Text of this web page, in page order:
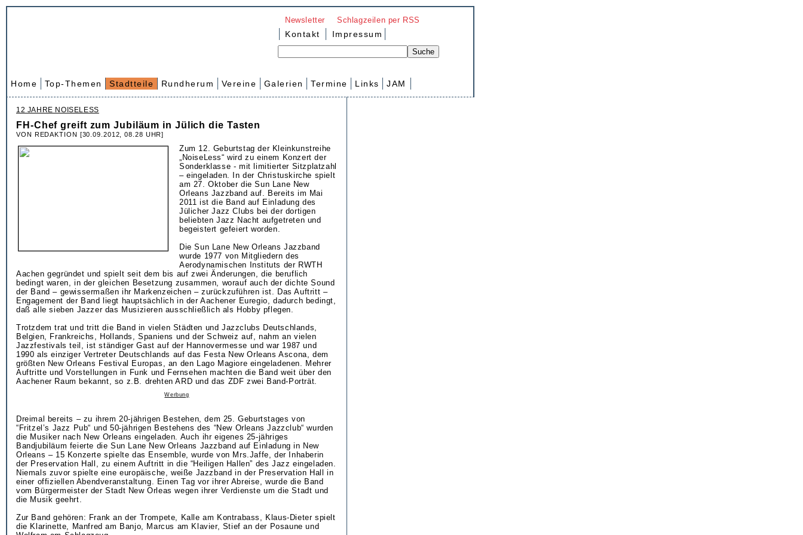
Newsletter Schlagzeilen per RSS
Kontakt Impressum
Home Top-Themen Stadtteile Rundherum Vereine Galerien Termine Links JAM
12 JAHRE NOISELESS
FH-Chef greift zum Jubiläum in Jülich die Tasten
VON REDAKTION [30.09.2012, 08.28 UHR]
Zum 12. Geburtstag der Kleinkunstreihe
„NoiseLess“ wird zu einem Konzert der
Sonderklasse - mit limitierter Sitzplatzahl
– eingeladen. In der Christuskirche spielt
am 27. Oktober die Sun Lane New
Orleans Jazzband auf. Bereits im Mai
2011 ist die Band auf Einladung des
Jülicher Jazz Clubs bei der dortigen
beliebten Jazz Nacht aufgetreten und
begeistert gefeiert worden.
Die Sun Lane New Orleans Jazzband
wurde 1977 von Mitgliedern des
Aerodynamischen Instituts der RWTH
Aachen gegründet und spielt seit dem bis auf zwei Änderungen, die beruflich
bedingt waren, in der gleichen Besetzung zusammen, worauf auch der dichte Sound
der Band – gewissermaßen ihr Markenzeichen – zurückzuführen ist. Das Auftritt –
Engagement der Band liegt hauptsächlich in der Aachener Euregio, dadurch bedingt,
daß alle sieben Jazzer das Musizieren ausschließlich als Hobby pflegen.
Trotzdem trat und tritt die Band in vielen Städten und Jazzclubs Deutschlands,
Belgien, Frankreichs, Hollands, Spaniens und der Schweiz auf, nahm an vielen
Jazzfestivals teil, ist ständiger Gast auf der Hannovermesse und war 1987 und
1990 als einziger Vertreter Deutschlands auf das Festa New Orleans Ascona, dem
größten New Orleans Festival Europas, an den Lago Magiore eingeladenen. Mehrer
Auftritte und Vorstellungen in Funk und Fernsehen machten die Band weit über den
Aachener Raum bekannt, so z.B. drehten ARD und das ZDF zwei Band-Porträt.
Werbung
Dreimal bereits – zu ihrem 20-jährigen Bestehen, dem 25. Geburtstages von
“Fritzel’s Jazz Pub“ und 50-jährigen Bestehens des “New Orleans Jazzclub“ wurden
die Musiker nach New Orleans eingeladen. Auch ihr eigenes 25-jähriges
Bandjubiläum feierte die Sun Lane New Orleans Jazzband auf Einladung in New
Orleans – 15 Konzerte spielte das Ensemble, wurde von Mrs.Jaffe, der Inhaberin
der Preservation Hall, zu einem Auftritt in die “Heiligen Hallen” des Jazz eingeladen.
Niemals zuvor spielte eine europäische, weiße Jazzband in der Preservation Hall in
einer offiziellen Abendveranstaltung. Einen Tag vor ihrer Abreise, wurde die Band
vom Bürgermeister der Stadt New Orleas wegen ihrer Verdienste um die Stadt und
die Musik geehrt.
Zur Band gehören: Frank an der Trompete, Kalle am Kontrabass, Klaus-Dieter spielt
die Klarinette, Manfred am Banjo, Marcus am Klavier, Stief an der Posaune und